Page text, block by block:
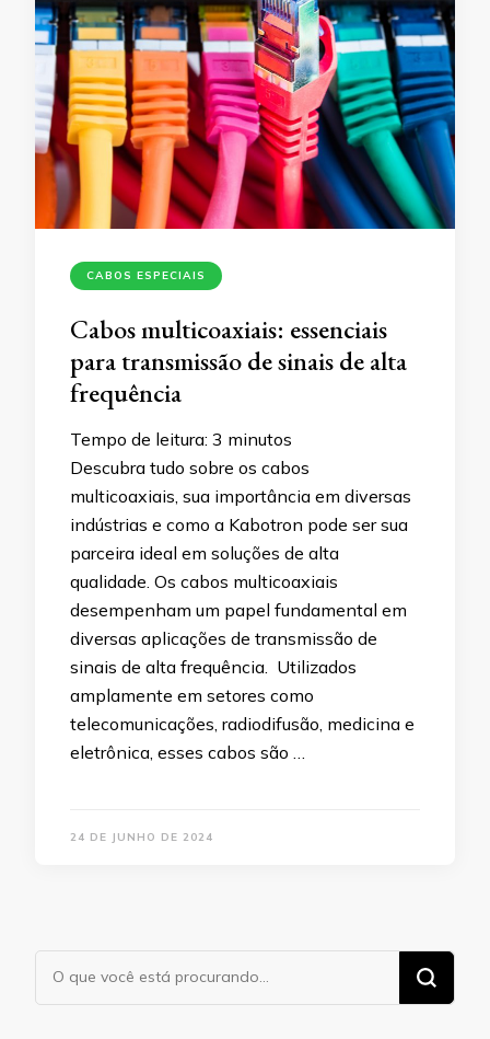
CABOS ESPECIAIS
Cabos multicoaxiais: essenciais
para transmissão de sinais de alta
frequência
Tempo de leitura: 3 minutos
Descubra tudo sobre os cabos
multicoaxiais, sua importância em diversas
indústrias e como a Kabotron pode ser sua
parceira ideal em soluções de alta
qualidade. Os cabos multicoaxiais
desempenham um papel fundamental em
diversas aplicações de transmissão de
sinais de alta frequência. Utilizados
amplamente em setores como
telecomunicações, radiodifusão, medicina e
eletrônica, esses cabos são …
24 DE JUNHO DE 2024